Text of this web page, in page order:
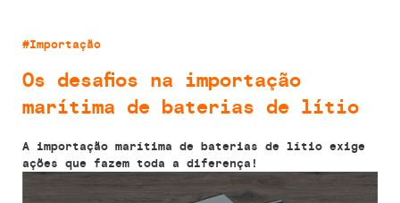
#Importação
Os desafios na importação
marítima de baterias de lítio
A importação marítima de baterias de lítio exige
ações que fazem toda a diferença!